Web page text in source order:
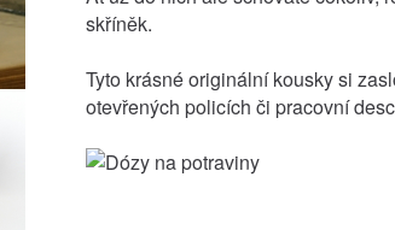
skříněk.
Tyto krásné originální kousky si
otevřených policích či pracovní